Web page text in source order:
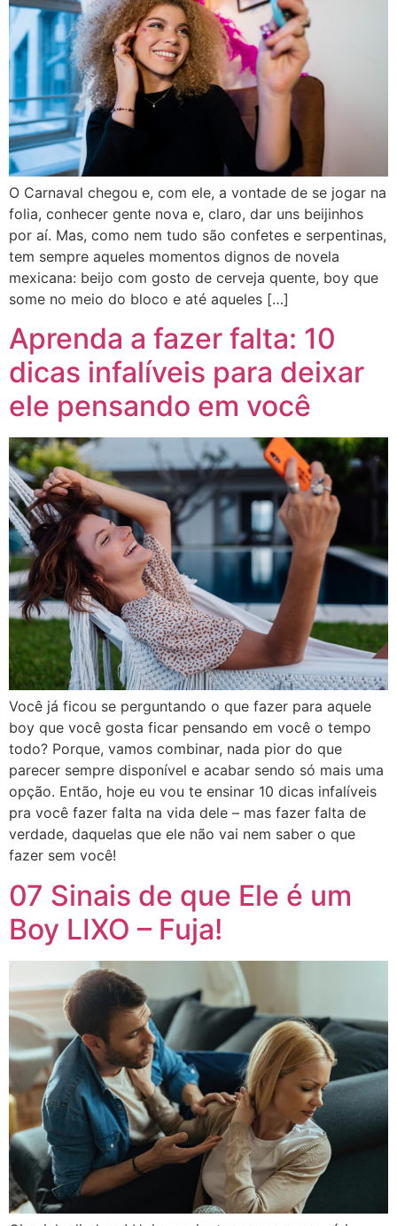
O Carnaval chegou e, com ele, a vontade de se jogar na
folia, conhecer gente nova e, claro, dar uns beijinhos
por aí. Mas, como nem tudo são confetes e serpentinas,
tem sempre aqueles momentos dignos de novela
mexicana: beijo com gosto de cerveja quente, boy que
some no meio do bloco e até aqueles […]
Aprenda a fazer falta: 10
dicas infalíveis para deixar
ele pensando em você
Você já ficou se perguntando o que fazer para aquele
boy que você gosta ficar pensando em você o tempo
todo? Porque, vamos combinar, nada pior do que
parecer sempre disponível e acabar sendo só mais uma
opção. Então, hoje eu vou te ensinar 10 dicas infalíveis
pra você fazer falta na vida dele – mas fazer falta de
verdade, daquelas que ele não vai nem saber o que
fazer sem você!
07 Sinais de que Ele é um
Boy LIXO – Fuja!